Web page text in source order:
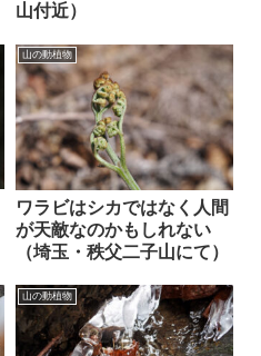
山付近）
山の動植物
ワラビはシカではなく人間
が天敵なのかもしれない
（埼玉・秩父二子山にて）
山の動植物